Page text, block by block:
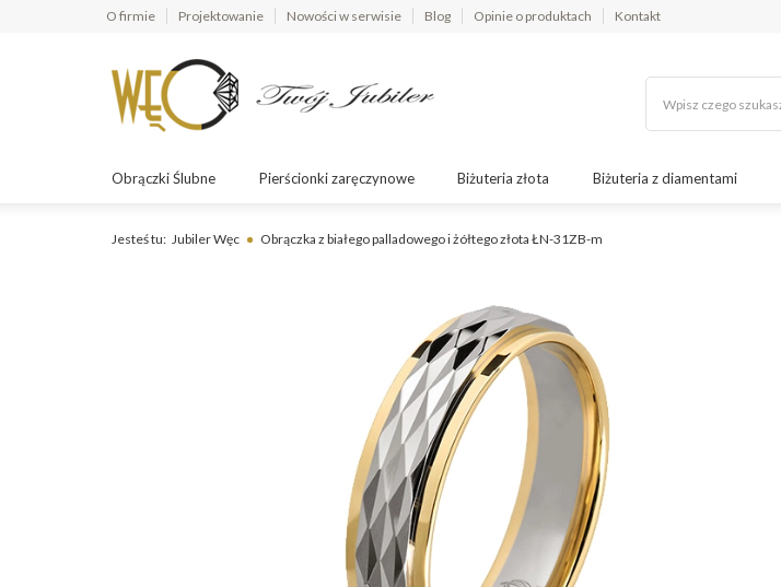
O firmie Projektowanie Nowości w serwisie Blog Opinie o produktach Kontakt
Obrączki Ślubne Pierścionki zaręczynowe Biżuteria złota Biżuteria z diamentami
Jesteś tu: Jubiler Węc Obrączka z białego palladowego i żółtego złota ŁN-31ZB-m